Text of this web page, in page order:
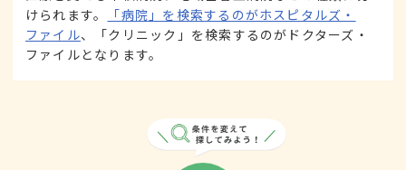
けられます。
「病院」を検索するのがホスピタルズ・
ファイル、「クリニック」を検索するのがドクターズ・
ファイルとなります。